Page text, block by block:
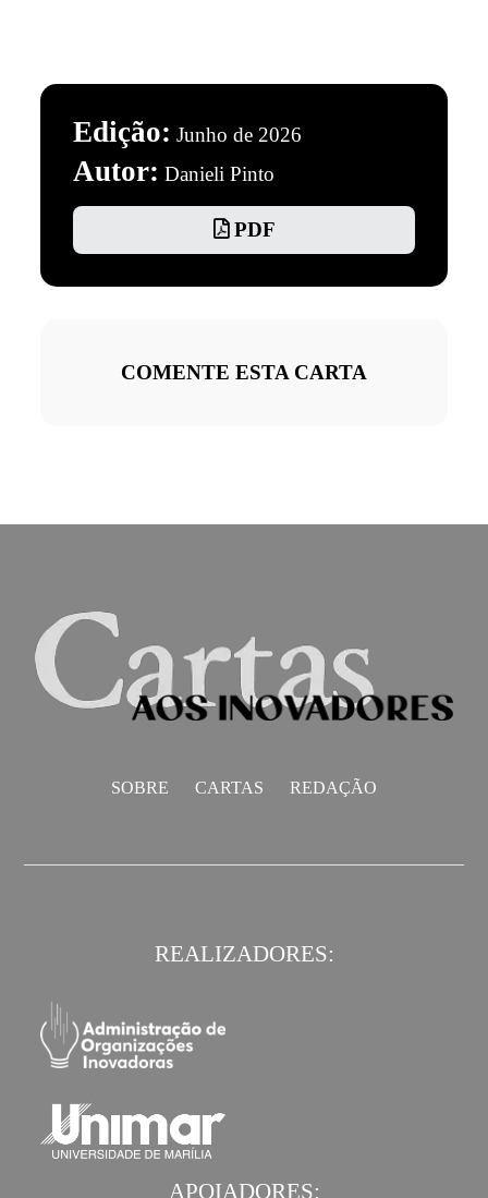
Edição: Junho de 2026
Autor: Danieli Pinto
PDF
COMENTE ESTA CARTA
SOBRE CARTAS REDAÇÃO
REALIZADORES:
APOIADORES: